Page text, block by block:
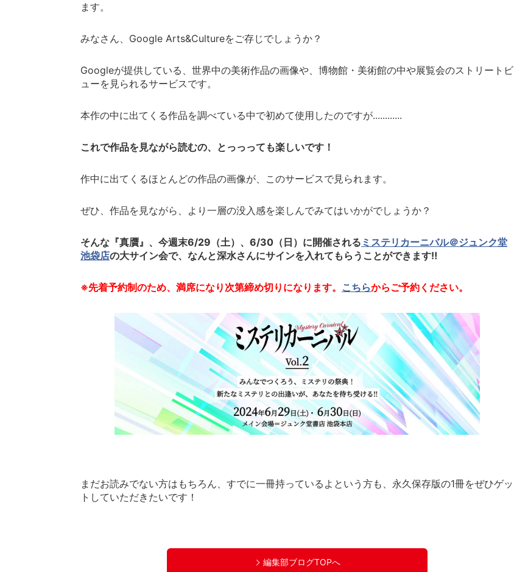
ます。
みなさん、 Google Arts&Cultureをご存じでしょうか？
Googleが提供している、世界中の美術作品の画像や、博物館・美術館の中や展覧会のストリートビ
ューを見られるサービスです。
本作の中に出てくる作品を調べている中で初めて使用したのですが............
これで作品を見ながら読むの、とっっっても楽しいです！
作中に出てくるほとんどの作品の画像が、このサービスで見られます。
ぜひ、作品を見ながら、より一層の没入感を楽しんでみてはいかがでしょうか？
そんな『真贋』、今週末6/29 （土）、 6/30 （日）に開催される ミステリカーニバル＠ジュンク堂
池袋店の大サイン会で、なんと深水さんにサインを入れてもらうことができます‼
※先着予約制のため、満席になり次第締め切りになります。 こちらからご予約ください。
まだお読みでない方はもちろん、すでに一冊持っているよという方も、永久保存版の1冊をぜひゲッ
トしていただきたいです！
編集部ブログTOPへ